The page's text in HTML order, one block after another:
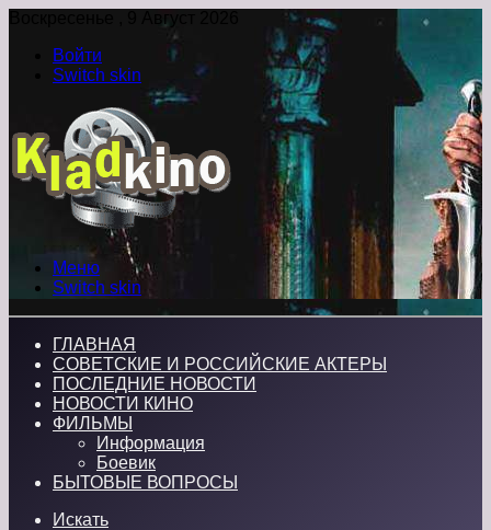
Воскресенье , 9 Август 2026
Войти
Switch skin
Меню
Switch skin
ГЛАВНАЯ
СОВЕТСКИЕ И РОССИЙСКИЕ АКТЕРЫ
ПОСЛЕДНИЕ НОВОСТИ
НОВОСТИ КИНО
ФИЛЬМЫ
Информация
Боевик
БЫТОВЫЕ ВОПРОСЫ
Искать